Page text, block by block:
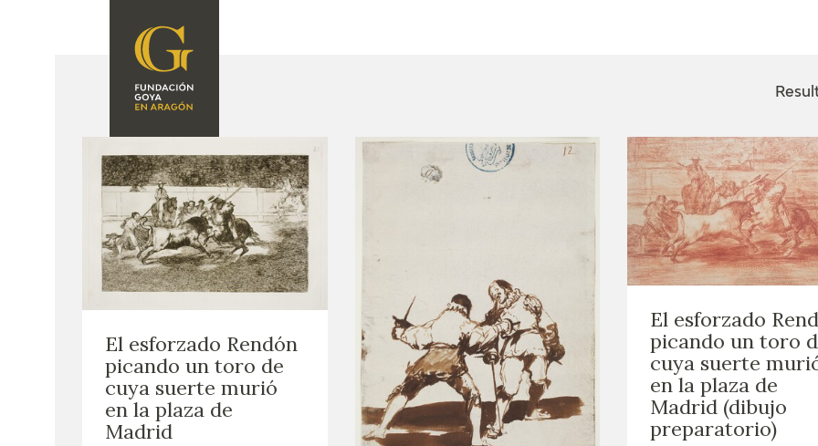
FUNDACIÓN
CENTRO DE
INVESTIGACIÓN Y
DOCUMENTACIÓN
ACCIÓN
CORPORATIVA
SEDE
ACTIVIDADES
PRENSA
BLOG CUADERNO
ITALIANO
EL VIAJE DE GOYA
GOYA EN EL MUNDO
GOYA EN ARAGÓN
PREMIO ARAGÓN
GOYA
EDICIONES
El esforzado Rendón
picando un toro de
cuya suerte murió
en la plaza de
Madrid
El esforzado
picando un toro
cuya suerte
en la plaza de
Madrid (dibujo
preparatorio)